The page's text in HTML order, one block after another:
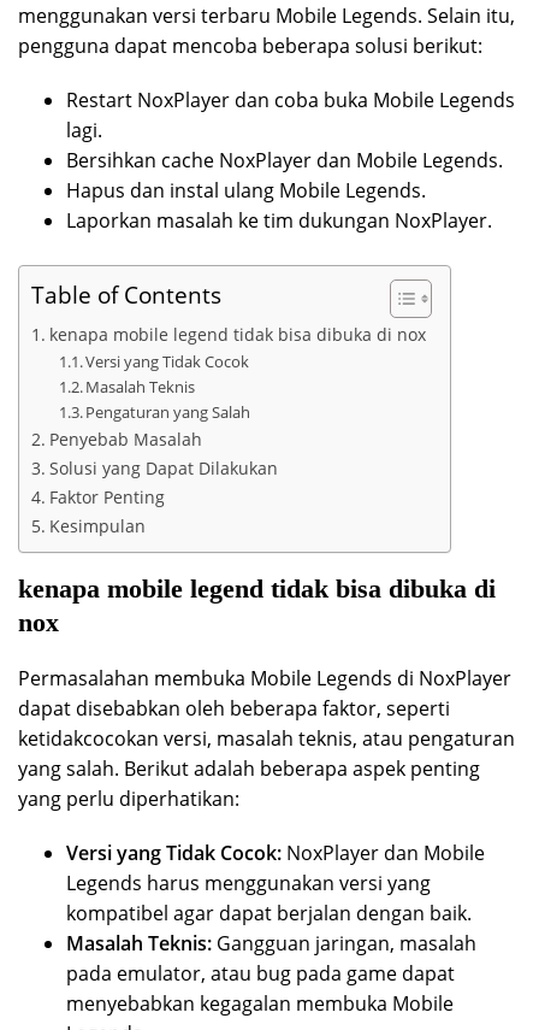
menggunakan versi terbaru Mobile Legends. Selain itu,
pengguna dapat mencoba beberapa solusi berikut:
Restart NoxPlayer dan coba buka Mobile Legends
lagi.
Bersihkan cache NoxPlayer dan Mobile Legends.
Hapus dan instal ulang Mobile Legends.
Laporkan masalah ke tim dukungan NoxPlayer.
Table of Contents
kenapa mobile legend tidak bisa dibuka di nox
Versi yang Tidak Cocok
Masalah Teknis
Pengaturan yang Salah
Penyebab Masalah
Solusi yang Dapat Dilakukan
Faktor Penting
Kesimpulan
kenapa mobile legend tidak bisa dibuka di
nox
Permasalahan membuka Mobile Legends di NoxPlayer
dapat disebabkan oleh beberapa faktor, seperti
ketidakcocokan versi, masalah teknis, atau pengaturan
yang salah. Berikut adalah beberapa aspek penting
yang perlu diperhatikan:
Versi yang Tidak Cocok: NoxPlayer dan Mobile
Legends harus menggunakan versi yang
kompatibel agar dapat berjalan dengan baik.
Masalah Teknis: Gangguan jaringan, masalah
pada emulator, atau bug pada game dapat
menyebabkan kegagalan membuka Mobile